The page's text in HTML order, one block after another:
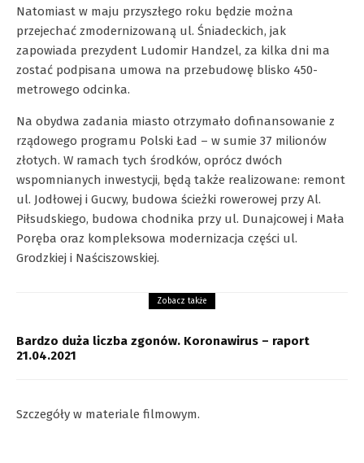
Natomiast w maju przyszłego roku będzie można
przejechać zmodernizowaną ul. Śniadeckich, jak
zapowiada prezydent Ludomir Handzel, za kilka dni ma
zostać podpisana umowa na przebudowę blisko 450-
metrowego odcinka.
Na obydwa zadania miasto otrzymało dofinansowanie z
rządowego programu Polski Ład – w sumie 37 milionów
złotych. W ramach tych środków, oprócz dwóch
wspomnianych inwestycji, będą także realizowane: remont
ul. Jodłowej i Gucwy, budowa ścieżki rowerowej przy Al.
Piłsudskiego, budowa chodnika przy ul. Dunajcowej i Mała
Poręba oraz kompleksowa modernizacja części ul.
Grodzkiej i Naściszowskiej.
Zobacz także
Bardzo duża liczba zgonów. Koronawirus – raport
21.04.2021
Szczegóły w materiale filmowym.